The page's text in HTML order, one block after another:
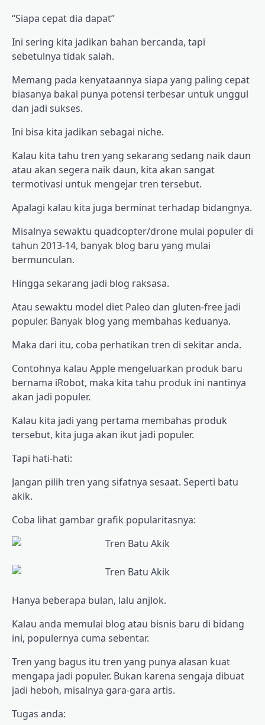
“Siapa cepat dia dapat”
Ini sering kita jadikan bahan bercanda, tapi
sebetulnya tidak salah.
Memang pada kenyataannya siapa yang paling cepat
biasanya bakal punya potensi terbesar untuk unggul
dan jadi sukses.
Ini bisa kita jadikan sebagai niche.
Kalau kita tahu tren yang sekarang sedang naik daun
atau akan segera naik daun, kita akan sangat
termotivasi untuk mengejar tren tersebut.
Apalagi kalau kita juga berminat terhadap bidangnya.
Misalnya sewaktu quadcopter/drone mulai populer di
tahun 2013-14, banyak blog baru yang mulai
bermunculan.
Hingga sekarang jadi blog raksasa.
Atau sewaktu model diet Paleo dan gluten-free jadi
populer. Banyak blog yang membahas keduanya.
Maka dari itu, coba perhatikan tren di sekitar anda.
Contohnya kalau Apple mengeluarkan produk baru
bernama iRobot, maka kita tahu produk ini nantinya
akan jadi populer.
Kalau kita jadi yang pertama membahas produk
tersebut, kita juga akan ikut jadi populer.
Tapi hati-hati:
Jangan pilih tren yang sifatnya sesaat. Seperti batu
akik.
Coba lihat gambar grafik popularitasnya:
Hanya beberapa bulan, lalu anjlok.
Kalau anda memulai blog atau bisnis baru di bidang
ini, populernya cuma sebentar.
Tren yang bagus itu tren yang punya alasan kuat
mengapa jadi populer. Bukan karena sengaja dibuat
jadi heboh, misalnya gara-gara artis.
Tugas anda: